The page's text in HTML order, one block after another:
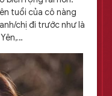
tuổi của cô nàng
chị đi trước như là